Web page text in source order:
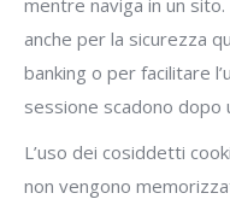
mentre naviga in un
anche per la sicurezza
banking o per facilitare
sessione scadono dopo
L’uso dei cosiddetti
non vengono